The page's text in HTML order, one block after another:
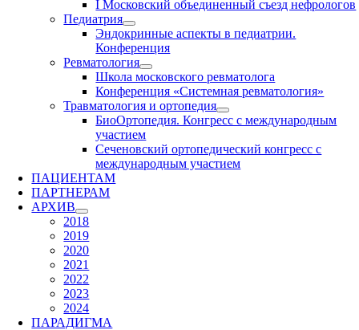
I Московский объединенный съезд нефрологов
Педиатрия
Эндокринные аспекты в педиатрии.
Конференция
Ревматология
Школа московского ревматолога
Конференция «Системная ревматология»
Травматология и ортопедия
БиоОртопедия. Конгресс с международным
участием
Сеченовский ортопедический конгресс с
международным участием
ПАЦИЕНТАМ
ПАРТНЕРАМ
АРХИВ
2018
2019
2020
2021
2022
2023
2024
ПАРАДИГМА